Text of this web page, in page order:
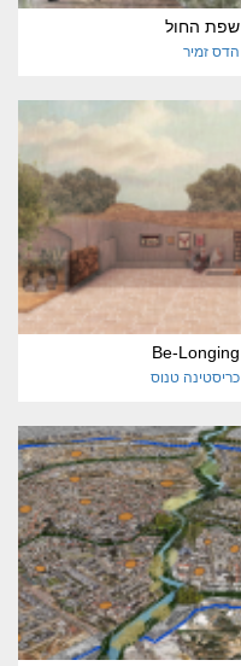
שפת החול
הדס זמיר
Be-Longing
כריסטינה טנוס